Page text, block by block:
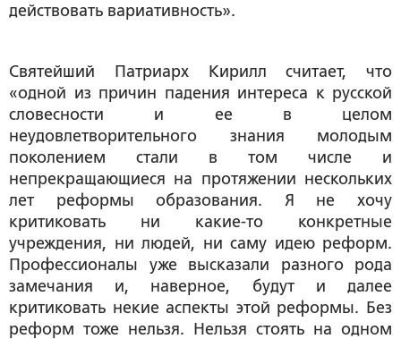
действовать вариативность».
Святейший Патриарх Кирилл считает, что
«одной из причин падения интереса к русской
словесности и ее в целом
неудовлетворительного знания молодым
поколением стали в том числе и
непрекращающиеся на протяжении нескольких
лет реформы образования. Я не хочу
критиковать ни какие-то конкретные
учреждения, ни людей, ни саму идею реформ.
Профессионалы уже высказали разного рода
замечания и, наверное, будут и далее
критиковать некие аспекты этой реформы. Без
реформ тоже нельзя. Нельзя стоять на одном